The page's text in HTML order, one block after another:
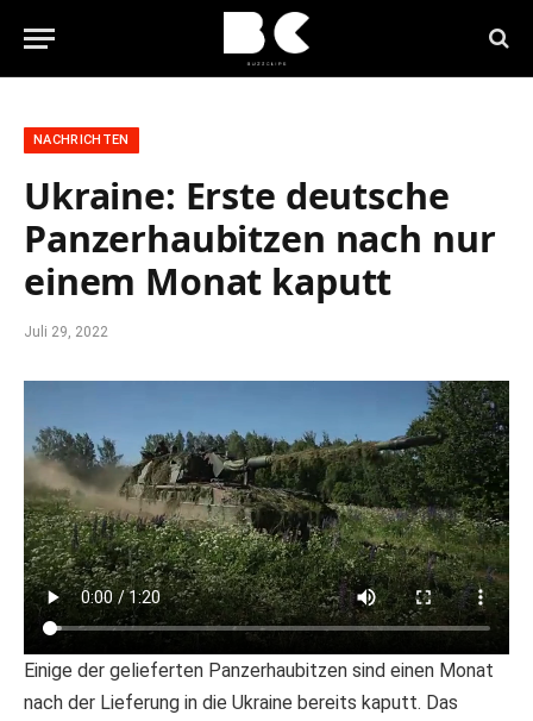
NACHRICHTEN
Ukraine: Erste deutsche
Panzerhaubitzen nach nur
einem Monat kaputt
Juli 29, 2022
Einige der gelieferten Panzerhaubitzen sind einen Monat
nach der Lieferung in die Ukraine bereits kaputt. Das